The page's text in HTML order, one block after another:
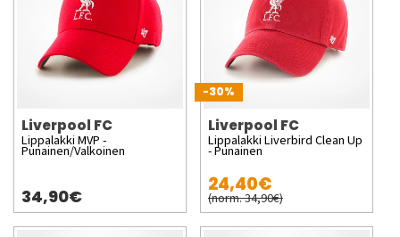
Liverpool FC
Lippalakki MVP -
Punainen/Valkoinen
34,90€
-30%
Liverpool FC
Lippalakki Liverbird Clean Up
- Punainen
24,40€
(norm. 34,90€)